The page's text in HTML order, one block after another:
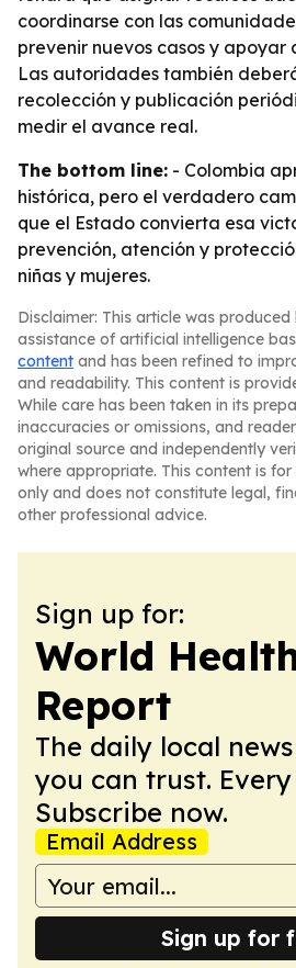
coordinarse con las
prevenir nuevos casos y apoyar
Las autoridades también
recolección y publicación
medir el avance real.
The bottom line: - Colombia
histórica, pero el verdadero
que el Estado convierta esa
prevención, atención y
niñas y mujeres.
Disclaimer: This article was
assistance of artificial intelligence
content and has been refined to
and readability. This content is
While care has been taken in its
inaccuracies or omissions, and
original source and independently
where appropriate. This content is
only and does not constitute legal,
other professional advice.
Sign up for:
World
Report
The daily local
you can trust. Every
Subscribe now.
Email Address
Sign up for